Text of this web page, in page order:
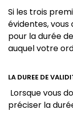
Si les trois
évidentes,
pour la durée
auquel votre
LA DUREE DE
Lorsque vous
préciser la